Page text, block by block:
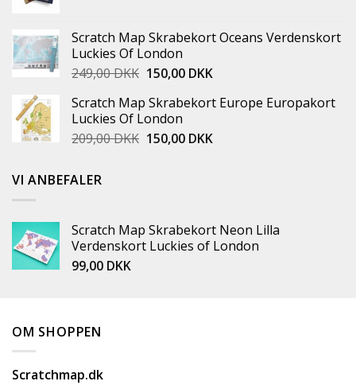
Scratch Map Skrabekort Oceans Verdenskort
Luckies Of London
249,00DKK 150,00 DKK
Scratch Map Skrabekort Europe Europakort
Luckies Of London
209,00DKK 150,00 DKK
VI ANBEFALER
Scratch Map Skrabekort Neon Lilla
Verdenskort Luckies of London
99,00 DKK
OM SHOPPEN
Scratchmap.dk